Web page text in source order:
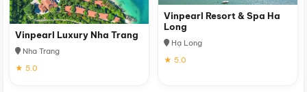
Vinpearl Luxury Nha Trang
Nha Trang
★ 5.0
Vinpearl Resort & Spa Ha
Long
Hạ Long
★ 5.0